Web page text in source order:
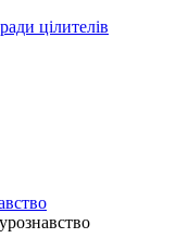
цілителів